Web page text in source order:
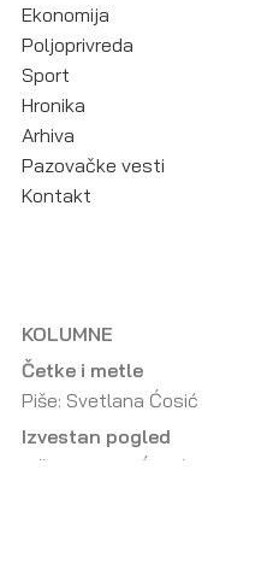
Ekonomija
Poljoprivreda
Sport
Hronika
Arhiva
Pazovačke vesti
Kontakt
KOLUMNE
Četke i metle
Piše: Svetlana Ćosić
Izvestan pogled
Piše: Vladimir Ćosić